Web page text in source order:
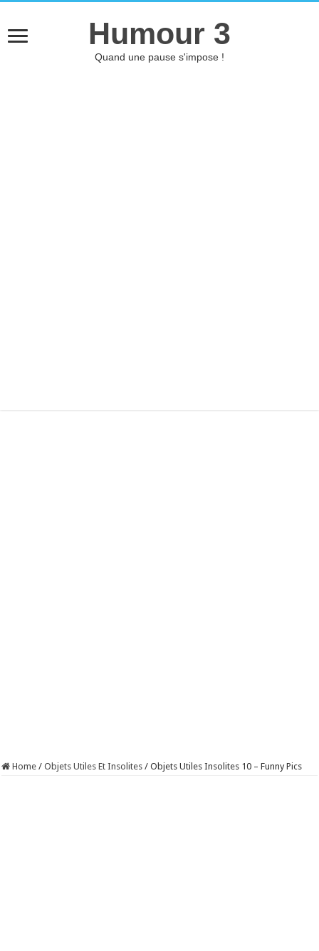
Humour 3
Quand une pause s'impose !
Home / Objets Utiles Et Insolites / Objets Utiles Insolites 10 – Funny Pics